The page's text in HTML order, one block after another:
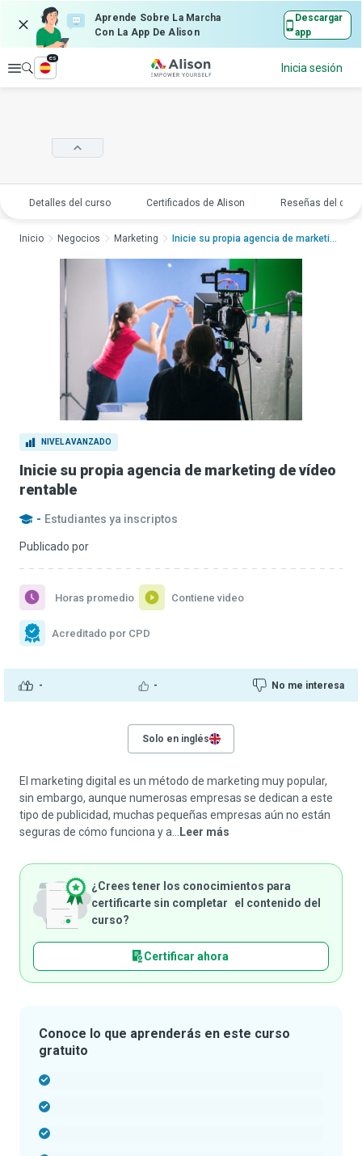
Aprende Sobre La Marcha
Con La App De Alison
Descargar
app
Explorar
es
Inicia sesión
Detalles del curso Certificados de Alison Reseñas del
NIVEL AVANZADO
Inicie su propia agencia de marketing de vídeo
rentable
- Estudiantes ya inscriptos
Publicado por
- - No me interesa
Horas promedio Contiene video
Acreditado por CPD
Inicio Negocios Marketing Inicie su propia agencia de marketing de ...
Solo en inglés
El marketing digital es un método de marketing muy popular,
sin embargo, aunque numerosas empresas se dedican a este
tipo de publicidad, muchas pequeñas empresas aún no están
seguras de cómo funciona y a...
Leer más
¿Crees tener los conocimientos para
certificarte sin completar el contenido del
curso?
Certificar ahora
Conoce lo que aprenderás en este curso
gratuito